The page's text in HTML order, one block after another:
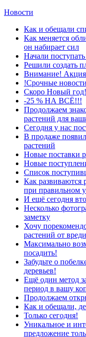
Новости
Как и обещали
Как меняется
он набирает сил
Начали
Решили создать
Внимание! Акция
!Срочные
Скоро Новый
-25 % НА ВСЁ!!!
Продолжаем
растений для
Сегодня у нас
В продаже
растений
Новые поставки
Новые
Список
Как развиваются
при правильном
И ещё сегодня
Несколько
заметку
Хочу
растений от
Максимально
посадить!
Забудьте о
деревьев!
Ещё один метод
период в вашу
Продолжаем
Как и обещали,
Только сегодня!
Уникальное и
предложение